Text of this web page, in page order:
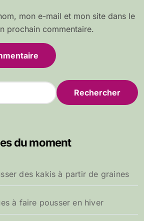
mon e-mail et mon site dans le
prochain commentaire.
du moment
des kakis à partir de graines
à faire pousser en hiver